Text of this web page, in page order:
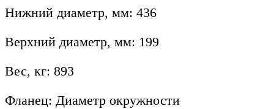
Нижний диаметр, мм: 436
Верхний диаметр, мм: 199
Вес, кг: 893
Фланец: Диаметр окружности